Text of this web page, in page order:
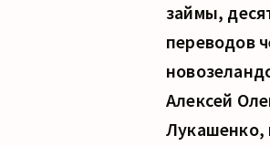
займы,
переводов
Алексей
Лукашенко,